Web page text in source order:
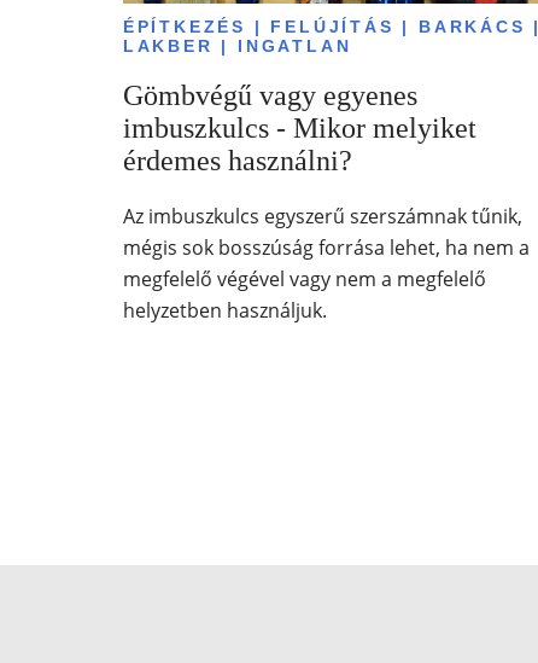
ÉPÍTKEZÉS | FELÚJÍTÁS | BARKÁCS |
LAKBER | INGATLAN
Gömbvégű vagy egyenes
imbuszkulcs - Mikor melyiket
érdemes használni?
Az imbuszkulcs egyszerű szerszámnak tűnik,
mégis sok bosszúság forrása lehet, ha nem a
megfelelő végével vagy nem a megfelelő
helyzetben használjuk.